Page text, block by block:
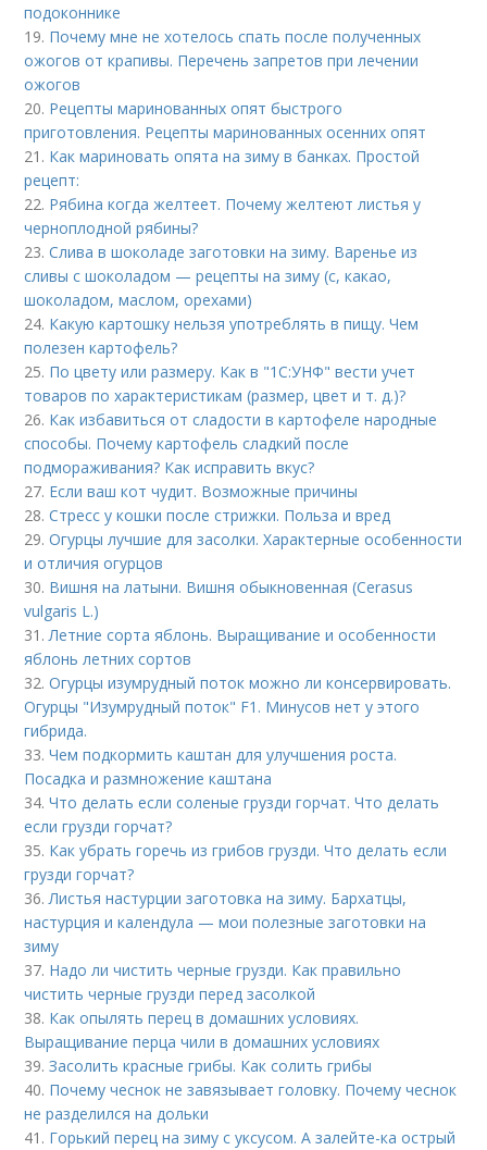
подоконнике
19. Почему мне не хотелось спать после полученных
ожогов от крапивы. Перечень запретов при лечении
ожогов
20. Рецепты маринованных опят быстрого
приготовления. Рецепты маринованных осенних опят
21. Как мариновать опята на зиму в банках. Простой
рецепт:
22. Рябина когда желтеет. Почему желтеют листья у
черноплодной рябины?
23.Слива в шоколаде заготовки на зиму. Варенье из
сливы с шоколадом — рецепты на зиму (с, какао,
шоколадом, маслом, орехами)
24. Какую картошку нельзя употреблять в пищу. Чем
полезен картофель?
25. По цвету или размеру. Как в "1С:УНФ" вести учет
товаров по характеристикам (размер, цвет и т. д.)?
26. Как избавиться от сладости в картофеле народные
способы. Почему картофель сладкий после
подмораживания? Как исправить вкус?
27. Если ваш кот чудит. Возможные причины
28.Стресс у кошки после стрижки. Польза и вред
29.Огурцы лучшие для засолки. Характерные особенности
и отличия огурцов
30. Вишня на латыни. Вишня обыкновенная (Cerasus
vulgaris L.)
31.Летние сорта яблонь. Выращивание и особенности
яблонь летних сортов
32.Огурцы изумрудный поток можно ли консервировать.
Огурцы "Изумрудный поток" F1. Минусов нет у этого
гибрида.
33.Чем подкормить каштан для улучшения роста.
Посадка и размножение каштана
34.Что делать если соленые грузди горчат. Что делать
если грузди горчат?
35. Как убрать горечь из грибов грузди. Что делать если
грузди горчат?
36.Листья настурции заготовка на зиму. Бархатцы,
настурция и календула — мои полезные заготовки на
зиму
37. Надо ли чистить черные грузди. Как правильно
чистить черные грузди перед засолкой
38. Как опылять перец в домашних условиях.
Выращивание перца чили в домашних условиях
39.Засолить красные грибы. Как солить грибы
40. Почему чеснок не завязывает головку. Почему чеснок
не разделился на дольки
41. Горький перец на зиму с уксусом. А залейте-ка острый